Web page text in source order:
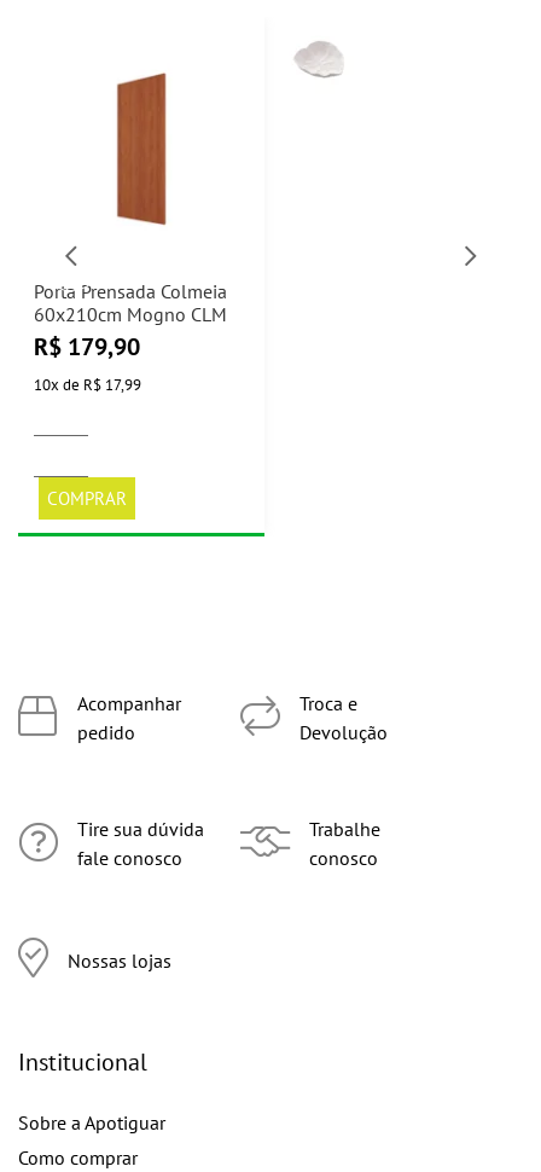
Porta Prensada Colmeia
60x210cm Mogno CLM
R$ 179,90
10x de R$ 17,99
COMPRAR
Acompanhar
pedido
Tire sua dúvida
fale conosco
Nossas lojas
Troca e
Devolução
Trabalhe
conosco
Institucional
Sobre a Apotiguar
Como comprar